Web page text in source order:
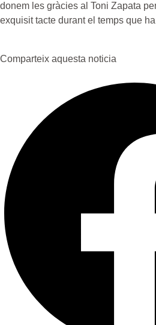
donem les gràcies al Toni Zapata
exquisit tacte durant el temps que
Comparteix aquesta noticia